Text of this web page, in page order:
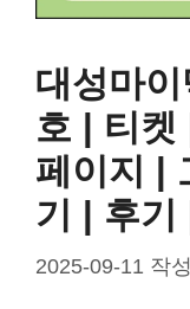
대성마
호 | 티켓
페이지 |
기 | 후기
2025-09-11 작